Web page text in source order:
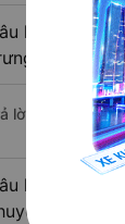
hỏi: Có
- Hà Nội ?
lời: Hiện tại có
hỏi: Từ
bằng xe